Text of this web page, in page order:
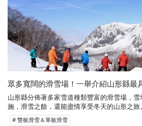
眾多寬闊的滑雪場！一舉介紹山形縣最
山形縣分佈著多家雪道種類豐富的滑雪場，
施，滑雪之餘，還能盡情享受冬天的山形之旅。
# 雙板滑雪＆單板滑雪